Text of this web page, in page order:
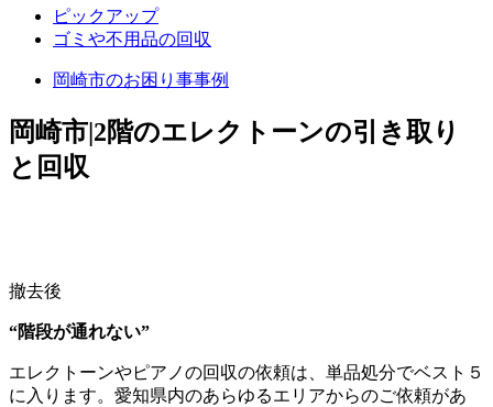
ピックアップ
ゴミや不用品の回収
岡崎市のお困り事事例
岡崎市|2階のエレクトーンの引き取り
と回収
撤去後
“階段が通れない”
エレクトーンやピアノの回収の依頼は、単品処分でベスト５
に入ります。愛知県内のあらゆるエリアからのご依頼があ